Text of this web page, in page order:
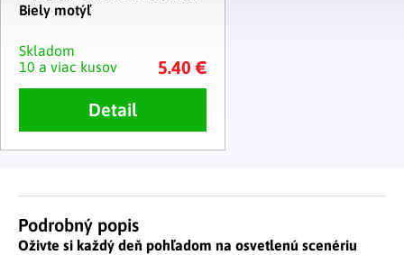
Biely motýľ
Skladom
10 a viac kusov
5.40 €
Detail
Podrobný popis
Oživte si každý deň pohľadom na osvetlenú scenériu